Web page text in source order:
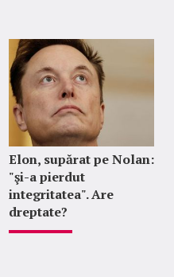
Elon, supărat pe Nolan:
"şi-a pierdut
integritatea". Are
dreptate?